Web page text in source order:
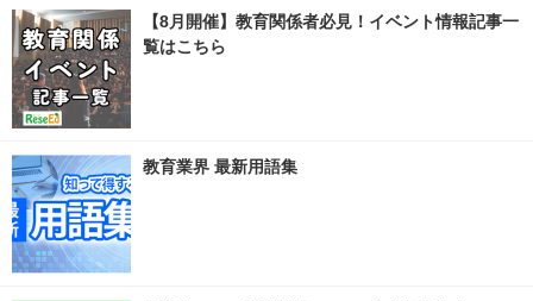
【8月開催】教育関係者必見！イベント情報記事一
覧はこちら
教育業界 最新用語集